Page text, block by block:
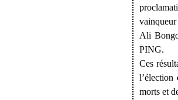
Ali
PING.
Ces
l’élection
morts et